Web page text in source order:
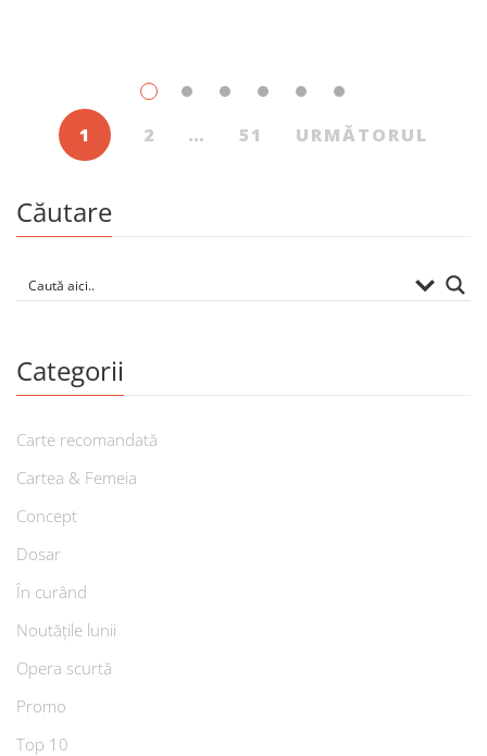
1 2 … 51 URMĂTORUL
Căutare
Categorii
Carte recomandată
Cartea & Femeia
Concept
Dosar
În curând
Noutățile lunii
Opera scurtă
Promo
Top 10